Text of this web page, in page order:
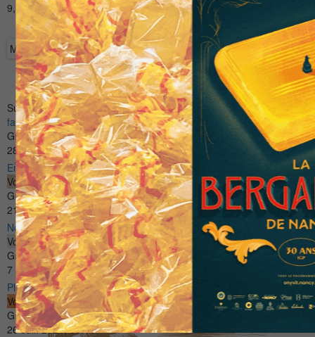
9,35
€
Plus d'infos
Meilleures ventes
Suivez-nous
facebook
Groupe Alain Batt
28 Juil. 2026, 06:30
Envie d’une pause gourmande ? Tendre, généreux et ...
Voir la publication
Groupe Alain Batt
21 Juil. 2026, 10:25
Nous recrutons pâtissier(e) tourier(e), avec expérience ...
Voir la publication
Groupe Alain Batt
7 Août 2026, 06:31
Plutôt traditionnel ou framboise ? Deux interprétations ...
Voir la publication
Groupe Alain Batt
26 Juil. 2026, 06:44